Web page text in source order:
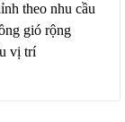
theo nhu cầu
gió rộng
vị trí